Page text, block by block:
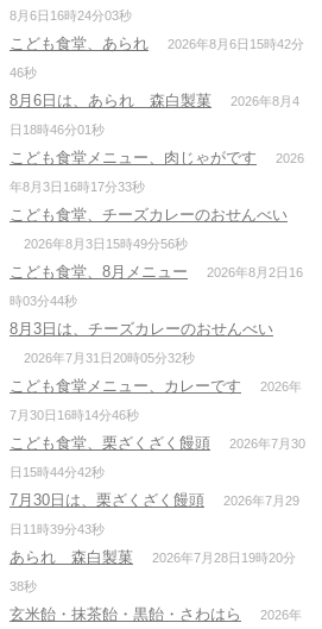
8月6日16時24分03秒
こども食堂、あられ
2026年8月6日15時42分
46秒
8月6日は、あられ 森白製菓
2026年8月4
日18時46分01秒
こども食堂メニュー、肉じゃがです
2026
年8月3日16時17分33秒
こども食堂、チーズカレーのおせんべい
2026年8月3日15時49分56秒
こども食堂、8月メニュー
2026年8月2日16
時03分44秒
8月3日は、チーズカレーのおせんべい
2026年7月31日20時05分32秒
こども食堂メニュー、カレーです
2026年
7月30日16時14分46秒
こども食堂、栗ざくざく饅頭
2026年7月30
日15時44分42秒
7月30日は、栗ざくざく饅頭
2026年7月29
日11時39分43秒
あられ 森白製菓
2026年7月28日19時20分
38秒
玄米飴・抹茶飴・黒飴・さわはら
2026年